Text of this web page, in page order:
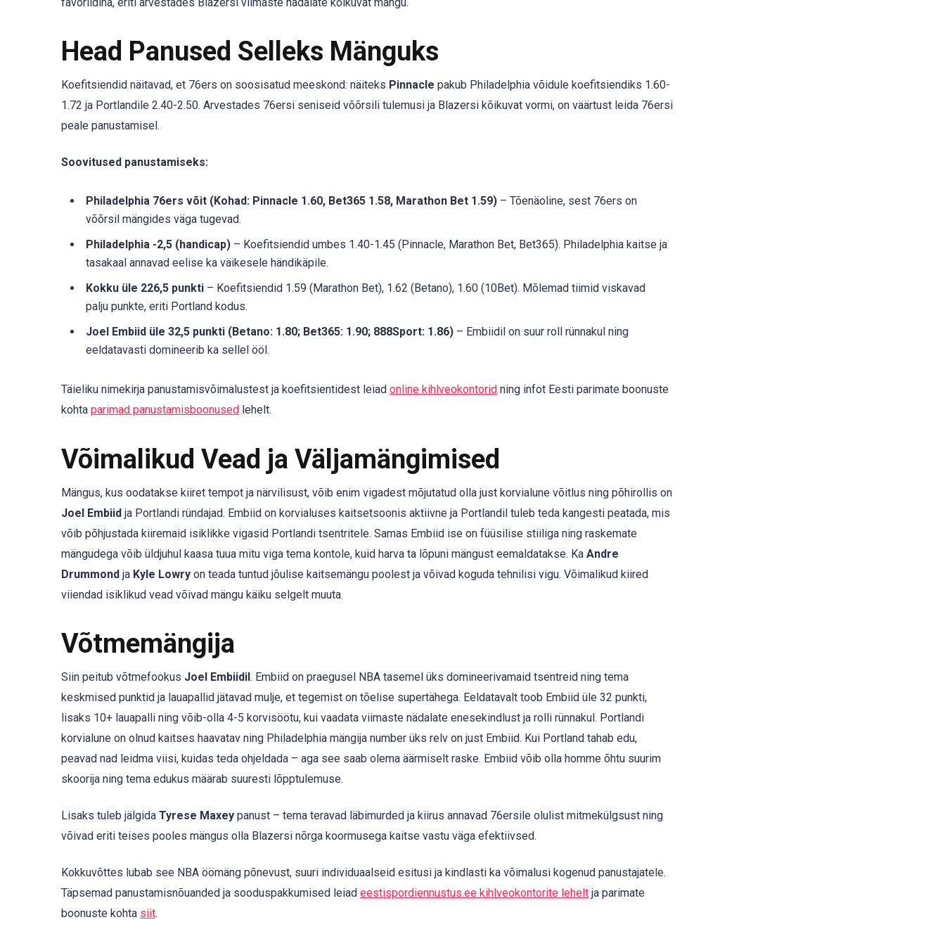
Head Panused Selleks Mänguks
Koefitsiendid näitavad, et 76ers on soosisatud meeskond: näiteks Pinnacle pakub Philadelphia võidule koefitsiendiks 1.60-
1.72 ja Portlandile 2.40-2.50. Arvestades 76ersi seniseid võõrsili tulemusi ja Blazersi kõikuvat vormi, on väärtust leida 76ersi
peale panustamisel.
Soovitused panustamiseks:
Philadelphia 76ers võit (Kohad: Pinnacle 1.60, Bet365 1.58, Marathon Bet 1.59) – Tõenäoline, sest 76ers on
võõrsil mängides väga tugevad.
Philadelphia -2,5 (handicap) – Koefitsiendid umbes 1.40-1.45 (Pinnacle, Marathon Bet, Bet365). Philadelphia kaitse ja
tasakaal annavad eelise ka väikesele händikäpile.
Kokku üle 226,5 punkti – Koefitsiendid 1.59 (Marathon Bet), 1.62 (Betano), 1.60 (10Bet). Mõlemad tiimid viskavad
palju punkte, eriti Portland kodus.
Joel Embiid üle 32,5 punkti (Betano: 1.80; Bet365: 1.90; 888Sport: 1.86) – Embiidil on suur roll rünnakul ning
eeldatavasti domineerib ka sellel ööl.
Täieliku nimekirja panustamisvõimalustest ja koefitsientidest leiad online kihlveokontorid ning infot Eesti parimate boonuste
kohta parimad panustamisboonused lehelt.
Võimalikud Vead ja Väljamängimised
Mängus, kus oodatakse kiiret tempot ja närvilisust, võib enim vigadest mõjutatud olla just korvialune võitlus ning põhirollis on
Joel Embiid ja Portlandi ründajad. Embiid on korvialuses kaitsetsoonis aktiivne ja Portlandil tuleb teda kangesti peatada, mis
võib põhjustada kiiremaid isiklikke vigasid Portlandi tsentritele. Samas Embiid ise on füüsilise stiiliga ning raskemate
mängudega võib üldjuhul kaasa tuua mitu viga tema kontole, kuid harva ta lõpuni mängust eemaldatakse. Ka Andre
Drummond ja Kyle Lowry on teada tuntud jõulise kaitsemängu poolest ja võivad koguda tehnilisi vigu. Võimalikud kiired
viiendad isiklikud vead võivad mängu käiku selgelt muuta.
Võtmemängija
Siin peitub võtmefookus Joel Embiidil. Embiid on praegusel NBA tasemel üks domineerivamaid tsentreid ning tema
keskmised punktid ja lauapallid jätavad mulje, et tegemist on tõelise supertähega. Eeldatavalt toob Embiid üle 32 punkti,
lisaks 10+ lauapalli ning võib-olla 4-5 korvisöötu, kui vaadata viimaste nädalate enesekindlust ja rolli rünnakul. Portlandi
korvialune on olnud kaitses haavatav ning Philadelphia mängija number üks relv on just Embiid. Kui Portland tahab edu,
peavad nad leidma viisi, kuidas teda ohjeldada – aga see saab olema äärmiselt raske. Embiid võib olla homme õhtu suurim
skoorija ning tema edukus määrab suuresti lõpptulemuse.
Lisaks tuleb jälgida Tyrese Maxey panust – tema teravad läbimurded ja kiirus annavad 76ersile olulist mitmekülgsust ning
võivad eriti teises pooles mängus olla Blazersi nõrga koormusega kaitse vastu väga efektiivsed.
Kokkuvõttes lubab see NBA öömäng põnevust, suuri individuaalseid esitusi ja kindlasti ka võimalusi kogenud panustajatele.
Täpsemad panustamisnõuanded ja sooduspakkumised leiad eestispordiennustus.ee kihlveokontorite lehelt ja parimate
boonuste kohta siit.